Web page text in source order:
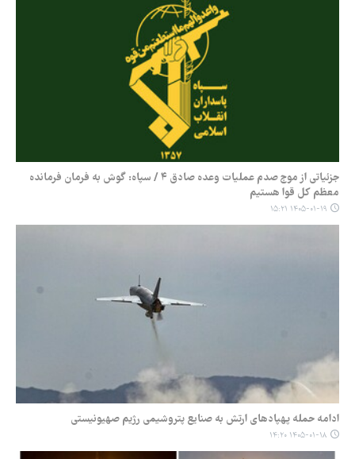
جزئیاتی از موج صدم عملیات وعده صادق ۴ / سپاه: گوش به فرمان فرمانده
معظم کل قوا هستیم
۱۴۰۵-۰۱-۱۹ ۱۵:۲۱
ادامه حمله پهپادهای ارتش به صنایع پتروشیمی رژیم صهیونیستی
۱۴۰۵-۰۱-۱۸ ۱۴:۲۰